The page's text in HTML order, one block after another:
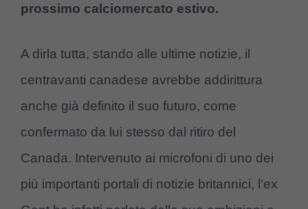
prossimo calciomercato estivo.
A dirla tutta, stando alle ultime notizie, il
centravanti canadese avrebbe addirittura
anche già definito il suo futuro, come
confermato da lui stesso dal ritiro del
Canada. Intervenuto ai microfoni di uno dei
più importanti portali di notizie britannici, l’ex